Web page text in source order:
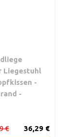
Liegestuhl
-
-
36,29 €
€